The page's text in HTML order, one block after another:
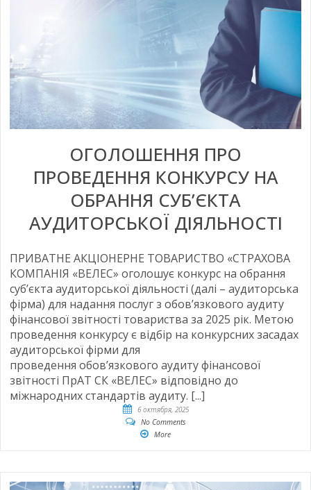
ОГОЛОШЕННЯ ПРО
ПРОВЕДЕННЯ КОНКУРСУ НА
ОБРАННЯ СУБ’ЄКТА
АУДИТОРСЬКОЇ ДІЯЛЬНОСТІ
ПРИВАТНЕ АКЦІОНЕРНЕ ТОВАРИСТВО «СТРАХОВА
КОМПАНІЯ «ВЕЛЕС» оголошує конкурс на обрання
суб’єкта аудиторської діяльності (далі – аудиторська
фірма) для надання послуг з обов’язкового аудиту
фінансової звітності товариства за 2025 рік. Метою
проведення конкурсу є відбір на конкурсних засадах
аудиторської фірми для
проведення обов’язкового аудиту фінансової
звітності ПрАТ СК «ВЕЛЕС» відповідно до
міжнародних стандартів аудиту. [...]
6 октября, 2025
No Comments
More